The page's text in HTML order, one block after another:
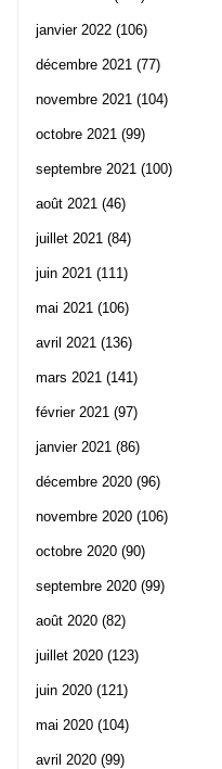
janvier 2022 (106)
décembre 2021 (77)
novembre 2021 (104)
octobre 2021 (99)
septembre 2021 (100)
août 2021 (46)
juillet 2021 (84)
juin 2021 (111)
mai 2021 (106)
avril 2021 (136)
mars 2021 (141)
février 2021 (97)
janvier 2021 (86)
décembre 2020 (96)
novembre 2020 (106)
octobre 2020 (90)
septembre 2020 (99)
août 2020 (82)
juillet 2020 (123)
juin 2020 (121)
mai 2020 (104)
avril 2020 (99)